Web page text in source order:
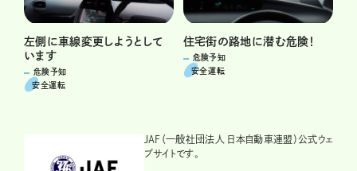
左側に車線変更しようとして
います
危険予知
安全運転
住宅街の路地に潜む危険！
危険予知
安全運転
JAF（一般社団法人 日本自動車連盟）公式ウェ
ブサイトです。